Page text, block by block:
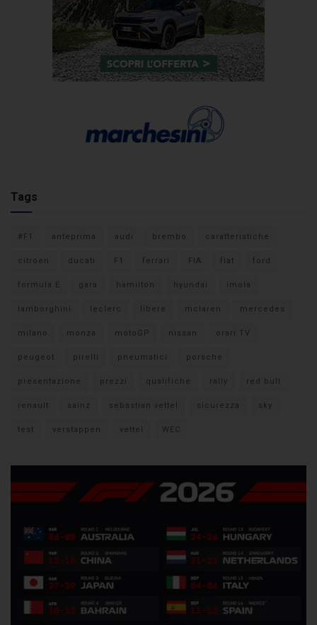
Tags
#F1 anteprima audi brembo caratteristiche
citroen ducati F1 ferrari FIA fiat ford
formula E gara hamilton hyundai imola
lamborghini leclerc libere mclaren mercedes
milano monza motoGP nissan orari TV
peugeot pirelli pneumatici porsche
presentazione prezzi qualifiche rally red bull
renault sainz sebastian vettel sicurezza sky
test verstappen vettel WEC